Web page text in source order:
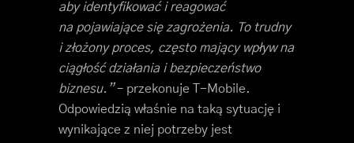
aby identyfikować i reagować
na pojawiające się zagrożenia. To trudny
i złożony proces, często mający wpływ na
ciągłość działania i bezpieczeństwo
biznesu.”– przekonuje T-Mobile.
Odpowiedzią właśnie na taką sytuację i
wynikające z niej potrzeby jest